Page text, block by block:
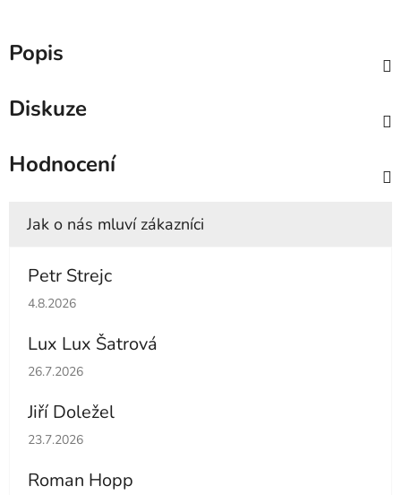
Popis
Diskuze
Hodnocení
Petr Strejc
Hodnocení obchodu je 5 z 5 hvězdiček.
4.8.2026
Lux Lux Šatrová
Hodnocení obchodu je 5 z 5 hvězdiček.
26.7.2026
Jiří Doležel
Hodnocení obchodu je 5 z 5 hvězdiček.
23.7.2026
Roman Hopp